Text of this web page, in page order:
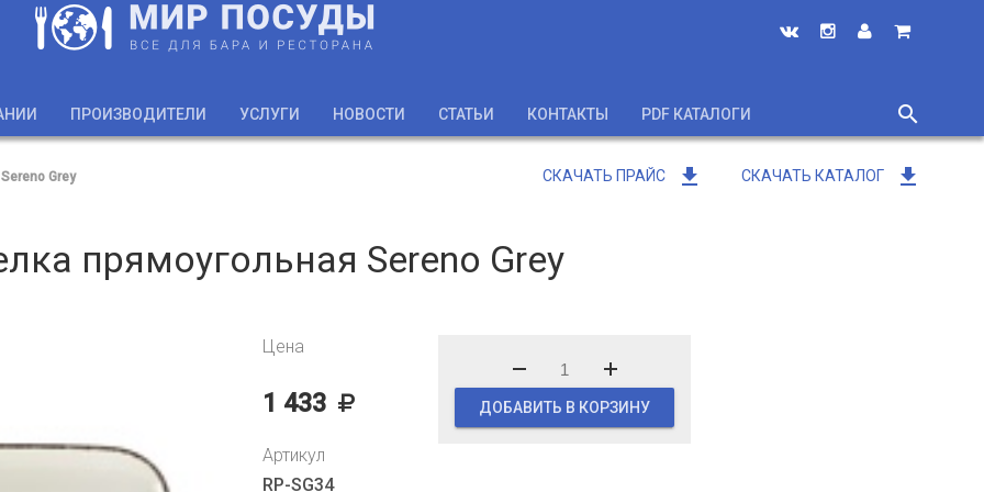
ПРОИЗВОДИТЕЛИ УСЛУГИ НОВОСТИ СТАТЬИ КОНТАКТЫ PDF КАТАЛОГИ
search
close
СКАЧАТЬ ПРАЙС get_app СКАЧАТЬ КАТАЛОГ get_app
Grey
прямоугольная Sereno Grey
Цена
1 433 ДОБАВИТЬ В КОРЗИНУ
Артикул
RP-SG34